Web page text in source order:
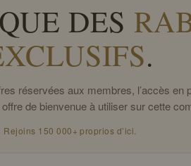
DES
.
réservées aux membres, l’accès en
de bienvenue à utiliser sur cette
Rejoins 150 000+ proprios d’ici.